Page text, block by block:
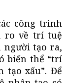
công trình
ro về trí tuệ
người tạo ra,
biến thể “trí
tạo xấu”. Để